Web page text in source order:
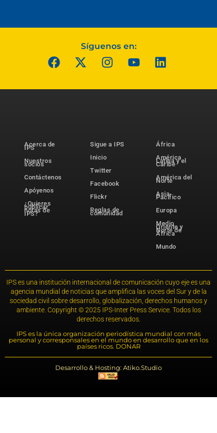
Síguenos en:
Acerca de
IPS
Nuestros
socios
Contáctenos
Apóyenos
¿Quieres
publicar
notas de
IPS?
Sigue a IPS
Inicio
Twitter
Facebook
Flickr
Reglas de
comunidad
África
América
Latina y el
Caribe
América del
Norte
Asia-
Pacífico
Europa
Medio
Oriente y
Norte de
África
Mundo
IPS es una institución internacional de comunicación cuyo eje es una
agencia mundial de noticias que amplifica las voces del Sur y de la
sociedad civil sobre desarrollo, globalización, derechos humanos y
ambiente. Copyright © 2025 IPS-Inter Press Service. Todos los
derechos reservados.
IPS es la única organización periodística mundial con más
personal y corresponsales en el mundo en desarrollo que en los
países ricos. DONAR
Desarrollo & Hosting: Atiko.Studio